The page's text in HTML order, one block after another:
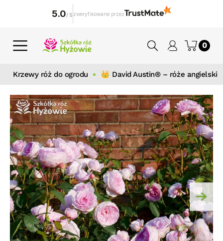
0
Krzewy róż do ogrodu 👑 David Austin® – róże angielskie
5.0/ 5 zweryfikowane przez